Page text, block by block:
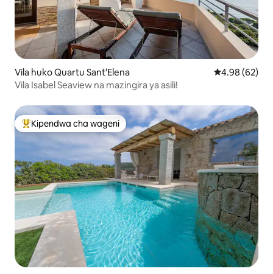
Vila huko Quartu Sant'Elena Ukadiriaji wa
4.98 (62)
Vila Isabel Seaview na mazingira ya asili!
Kipendwa maarufu cha wageni
Kipendwa cha wageni